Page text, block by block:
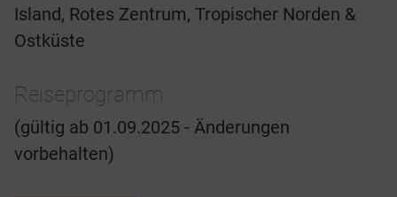
Island, Rotes Zentrum, Tropischer Norden &
Ostküste
Reiseprogramm
(gültig ab 01.09.2025 - Änderungen
vorbehalten)